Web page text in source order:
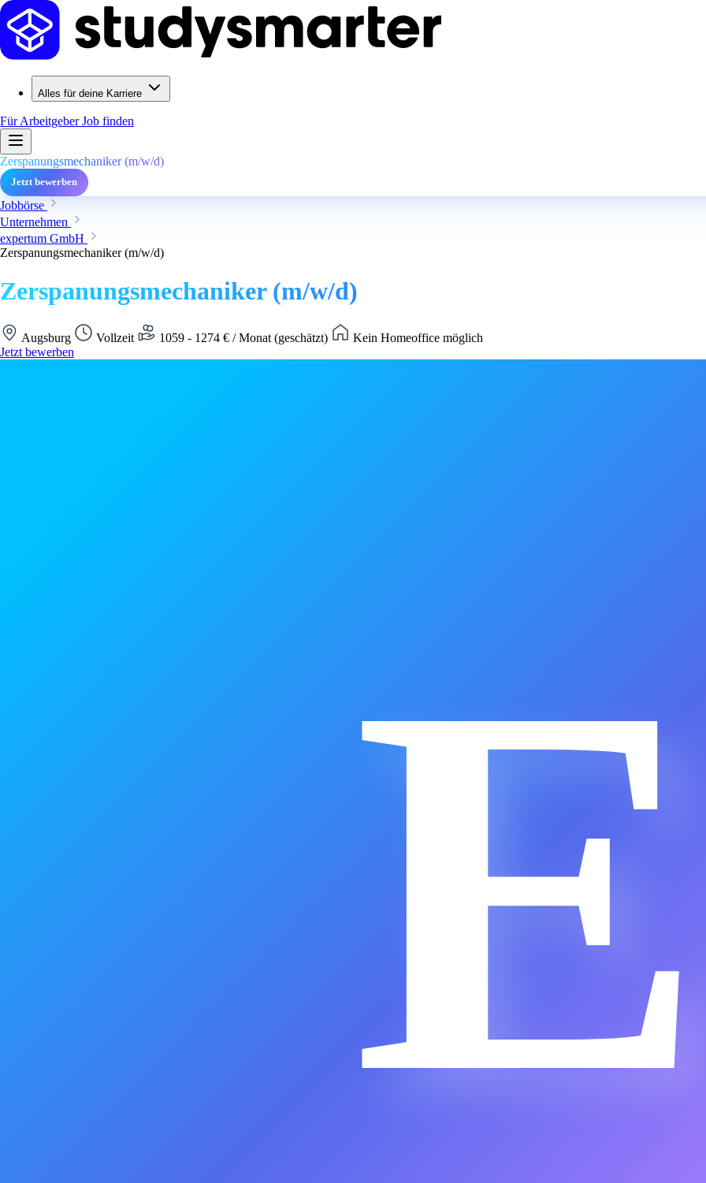
Alles für deine Karriere
Für ArbeitgeberJob finden
Zerspanungsmechaniker (m/w/d)
Jetzt bewerben
Jobbörse
Unternehmen
expertum GmbH
Zerspanungsmechaniker (m/w/d)
Zerspanungsmechaniker (m/w/d)
Augsburg Vollzeit 1059 - 1274 € / Monat (geschätzt)
Kein Homeoffice möglich
Jetzt bewerben
E